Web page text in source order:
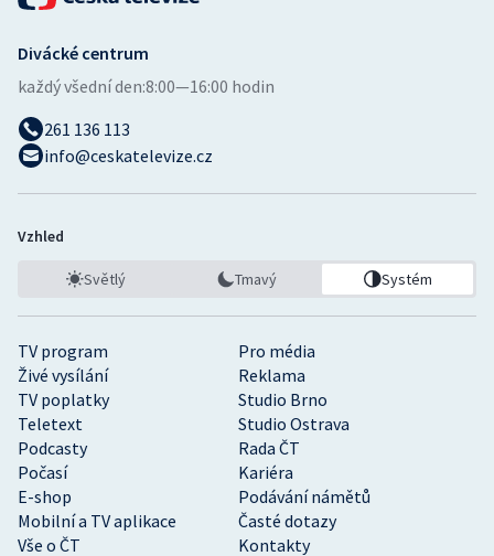
TV program
Pro média
Živé vysílání
Reklama
TV poplatky
Studio Brno
Teletext
Studio Ostrava
Podcasty
Rada ČT
Počasí
Kariéra
E-shop
Podávání námětů
Mobilní a TV aplikace
Časté dotazy
Vše o ČT
Kontakty
Divácké centrum
každý všední den:8:00—16:00 hodin
261 136 113
info@ceskatelevize.cz
Vzhled
Světlý Tmavý Systém